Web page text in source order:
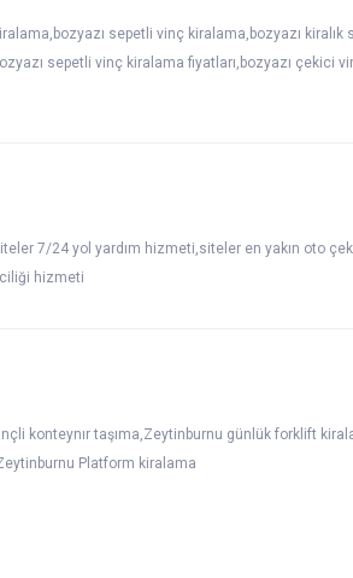
sepetli vinç kiralama,bozyazı
sepetli vinç kiralama fiyatları,bozyazı çekici
7/24 yol yardım hizmeti,siteler en yakın oto
hizmeti
konteynır taşıma,Zeytinburnu günlük forklift
Platform kiralama